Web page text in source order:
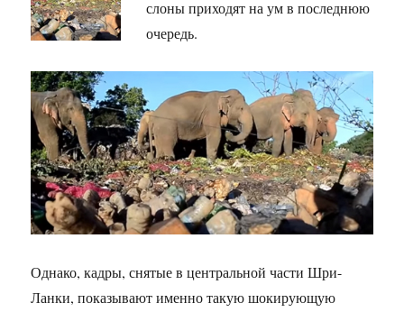
слоны приходят на ум в последнюю
очередь.
Однако, кадры, снятые в центральной части Шри-
Ланки, показывают именно такую шокирующую